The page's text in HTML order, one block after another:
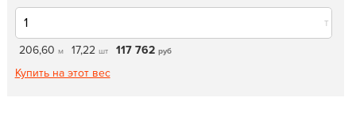
т
206,60 м 17,22 шт 117 762 руб
Купить на этот вес